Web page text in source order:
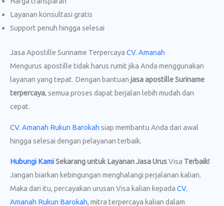
Layanan konsultasi gratis
Support penuh hingga selesai
Jasa Apostille Suriname Terpercaya CV. Amanah
Mengurus apostille tidak harus rumit jika Anda menggunakan
layanan yang tepat. Dengan bantuan jasa apostille Suriname
terpercaya, semua proses dapat berjalan lebih mudah dan
cepat.
CV. Amanah Rukun Barokah siap membantu Anda dari awal
hingga selesai dengan pelayanan terbaik.
Hubungi KamiSekarang untuk Layanan Jasa UrusVisa Terbaik!
Jangan biarkan kebingungan menghalangi perjalanan kalian.
Maka dari itu, percayakan urusan Visa kalian kepada CV.
Amanah Rukun Barokah, mitra terpercaya kalian dalam